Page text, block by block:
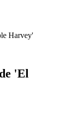
Harvey'
'El